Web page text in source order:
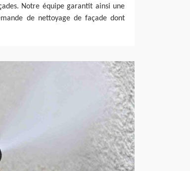
Notre équipe garantit ainsi une
de nettoyage de façade dont